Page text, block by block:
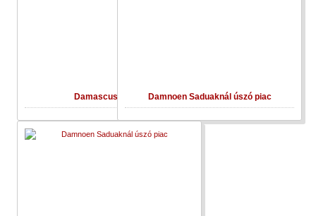
Damascusi bazár Damnoen Saduaknál úszó piac